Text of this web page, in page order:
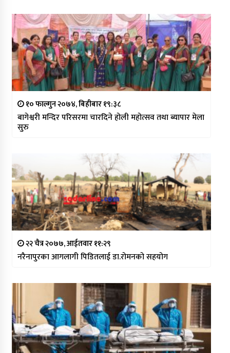
१० फाल्गुन २०७४, बिहीबार १९:३८
बागेश्वरी मन्दिर परिसरमा चारदिने होली महोत्सव तथा ब्यापार मेला
सुरु
२२ चैत्र २०७७, आईतवार ११:२९
नरैनापुरका आगलागी पिडितलाई डा.रोमनको सहयोग